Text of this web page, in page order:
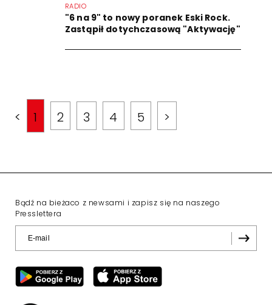
RADIO
"6 na 9" to nowy poranek Eski Rock.
Zastąpił dotychczasową "Aktywację"
< 1 2 3 4 5 >
Bądź na bieżaco z newsami i zapisz się na naszego
Presslettera